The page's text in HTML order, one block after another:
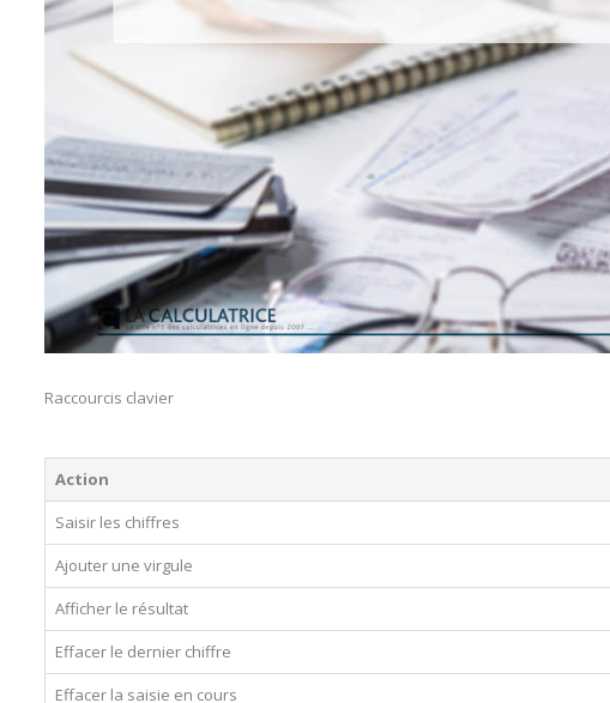
Raccourcis clavier
Action
Saisir les chiffres
Ajouter une virgule
Afficher le résultat
Effacer le dernier chiffre
Effacer la saisie en cours